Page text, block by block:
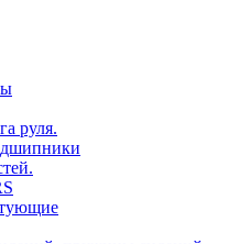
руля.